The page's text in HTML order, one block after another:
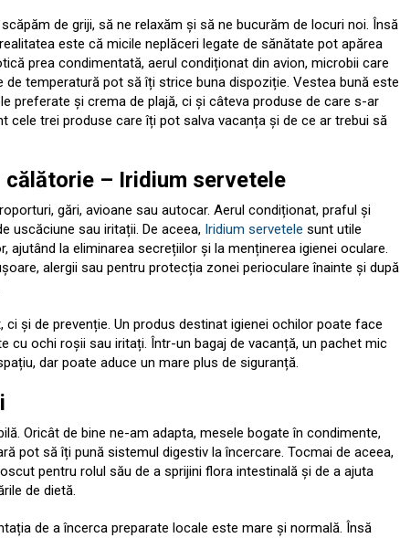
de griji, să ne relaxăm și să ne bucurăm de locuri noi. Însă
este că micile neplăceri legate de sănătate pot apărea
prea condimentată, aerul condiționat din avion, microbii care
temperatură pot să îți strice buna dispoziție. Vestea bună este
preferate și crema de plajă, ci și câteva produse de care s-ar
cele trei produse care îți pot salva vacanța și de ce ar trebui să
– Iridium servetele
gări, avioane sau autocar. Aerul condiționat, praful și
uscăciune sau iritații. De aceea, Iridium servetele sunt utile
ajutând la eliminarea secrețiilor și la menținerea igienei oculare.
alergii sau pentru protecția zonei perioculare înainte și după
și de prevenție. Un produs destinat igienei ochilor poate face
cu ochi roșii sau iritați. Într-un bagaj de vacanță, un pachet mic
dar poate aduce un mare plus de siguranță.
Oricât de bine ne-am adapta, mesele bogate în condimente,
pot să îți pună sistemul digestiv la încercare. Tocmai de aceea,
pentru rolul său de a sprijini flora intestinală și de a ajuta
de dietă.
de a încerca preparate locale este mare și normală. Însă